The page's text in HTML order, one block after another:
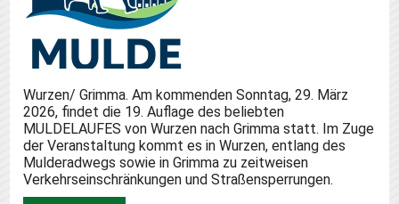
Wurzen/ Grimma. Am kommenden Sonntag, 29. März
2026, findet die 19. Auflage des beliebten
MULDELAUFES von Wurzen nach Grimma statt. Im Zuge
der Veranstaltung kommt es in Wurzen, entlang des
Mulderadwegs sowie in Grimma zu zeitweisen
Verkehrseinschränkungen und Straßensperrungen.